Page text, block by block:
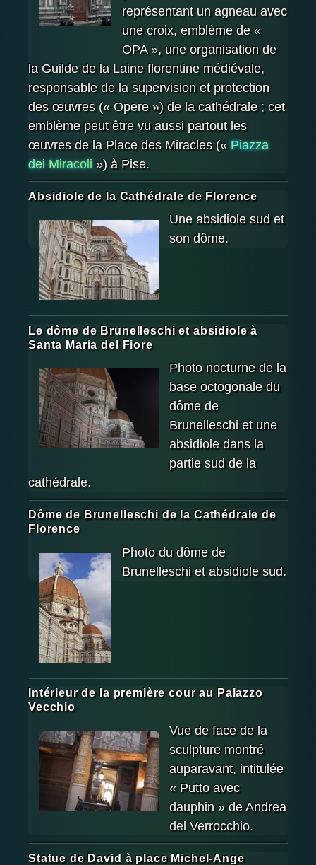
représentant un agneau avec
une croix, emblème de «
OPA », une organisation de
la Guilde de la Laine florentine médiévale,
responsable de la supervision et protection
des œuvres (« Opere ») de la cathédrale ; cet
emblème peut être vu aussi partout les
œuvres de la Place des Miracles («Piazza
dei Miracoli») à Pise.
Absidiole de la Cathédrale de Florence
Une absidiole sud et
son dôme.
Le dôme de Brunelleschi et absidiole à
Santa Maria del Fiore
Photo nocturne de la
base octogonale du
dôme de
Brunelleschi et une
absidiole dans la
partie sud de la
cathédrale.
Dôme de Brunelleschi de la Cathédrale de
Florence
Photo du dôme de
Brunelleschi et absidiole sud.
Intérieur de la première cour au Palazzo
Vecchio
Vue de face de la
sculpture montré
auparavant, intitulée
« Putto avec
dauphin » de Andrea
del Verrocchio.
Statue de David à place Michel-Ange